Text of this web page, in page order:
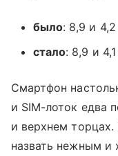
было: 8,9 и
стало: 8,9 и
Смартфон
и SIM-лоток едва
и верхнем
назвать нежным и